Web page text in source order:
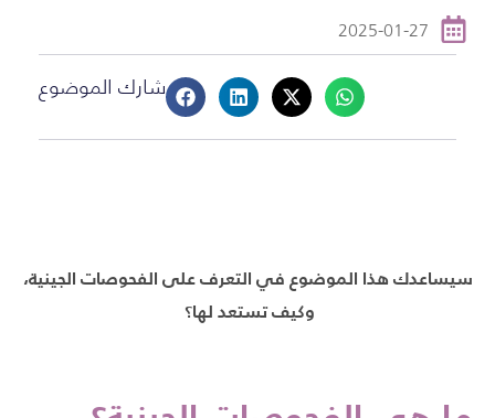
2025-01-27
شارك الموضوع
سيساعدك هذا الموضوع في التعرف على الفحوصات الجينية،
وكيف تستعد لها؟